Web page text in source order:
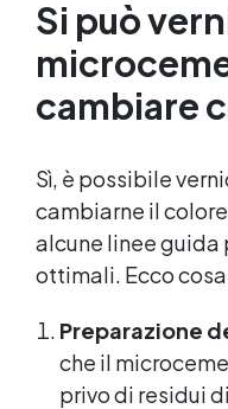
Si può
cambiare
Sì, è possibile
cambiarne il
alcune linee
ottimali. Ecco
Preparazione
che il
privo di residui